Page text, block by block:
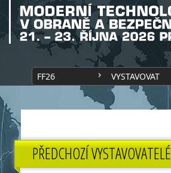
FF26 VYSTAVOVAT
PŘEDCHOZÍ VYSTAVOVATELÉ